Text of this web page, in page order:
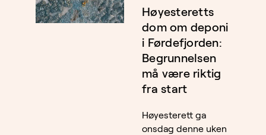
Høyesteretts
dom om deponi
i Førdefjorden:
Begrunnelsen
må være riktig
fra start
Høyesterett ga
onsdag denne uken